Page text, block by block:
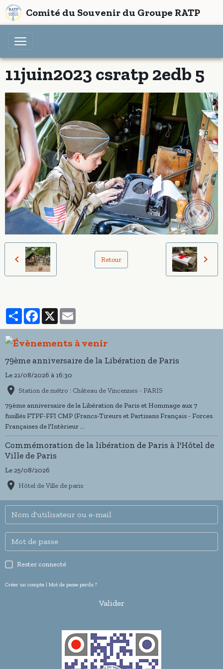
Comité du Souvenir du Groupe RATP
11juin2023 csratp 2edb 5
Retour
PartagerFacebook
X
79ème anniversaire de la Libération de Paris
Le 21/08/2026 à 16:30
Station de métro : Château de Vincennes - PARIS
79ème anniversaire de la Libération de Paris et Hommage aux 7
fusillés FTPF-FFI CMP (Francs-Tireurs et Partisans Français - Forces
Françaises de l'Intèrieur ...
Commémoration de la libération de Paris à l'Hôtel de
Ville de Paris
Le 25/08/2026
Hôtel de Ville de paris
Rester connecté
Créer un compte | Mot de passe perdu ?
Valider